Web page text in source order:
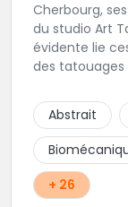
Cherbourg,
du studio Art
évidente lie
des tatouages
d'hygiène les
school,
Cody et les
idées en
Abstrait
+ 26